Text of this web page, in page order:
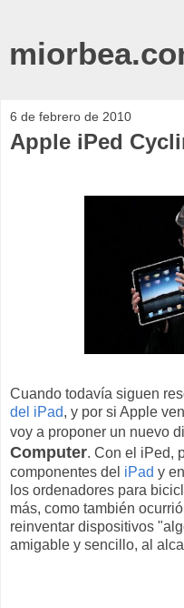
6 de febrero de 2010
Apple iPed
Cuando todavía siguen
del iPad, y por si Apple
voy a proponer un nuevo
Computer. Con el iPed,
componentes del iPad y
los ordenadores para
más, como también ocurrió
reinventar dispositivos
amigable y sencillo, al